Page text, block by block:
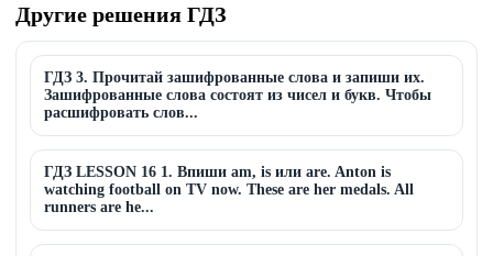
Другие решения ГДЗ
ГДЗ 3. Прочитай зашифрованные слова и запиши их.
Зашифрованные слова состоят из чисел и букв. Чтобы
расшифровать слов...
ГДЗ LESSON 16 1. Впиши am, is или are. Anton is
watching football on TV now. These are her medals. All
runners are he...